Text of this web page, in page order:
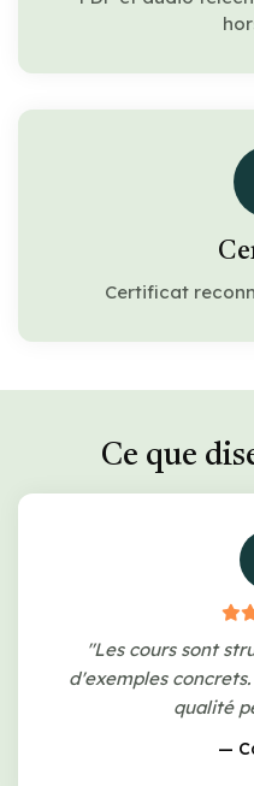
Certificat
Ce que
"Les cours sont
d'exemples
qualité
—